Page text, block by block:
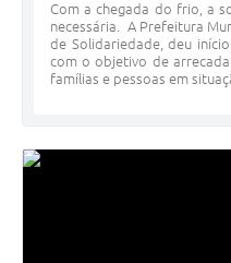
Com a chegada do frio, a
necessária. A Prefeitura
de Solidariedade, deu
com o objetivo de
famílias e pessoas em